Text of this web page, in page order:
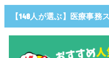
【148人が選ぶ】医療事務